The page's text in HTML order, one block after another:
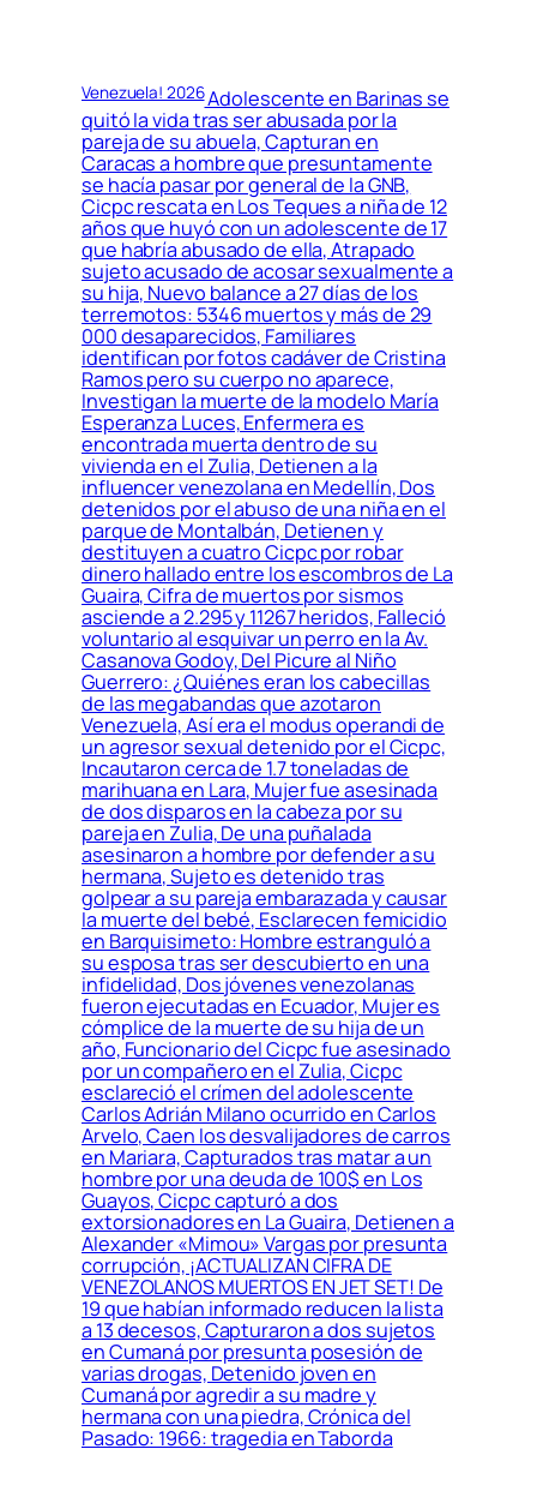
Venezuela! 2026Adolescente en Barinas se
quitó la vida tras ser abusada por la
pareja de su abuela, Capturan en
Caracas a hombre que presuntamente
se hacía pasar por general de la GNB,
Cicpc rescata en Los Teques a niña de 12
años que huyó con un adolescente de 17
que habría abusado de ella, Atrapado
sujeto acusado de acosar sexualmente a
su hija, Nuevo balance a 27 días de los
terremotos: 5346 muertos y más de 29
000 desaparecidos, Familiares
identifican por fotos cadáver de Cristina
Ramos pero su cuerpo no aparece,
Investigan la muerte de la modelo María
Esperanza Luces, Enfermera es
encontrada muerta dentro de su
vivienda en el Zulia, Detienen a la
influencer venezolana en Medellín, Dos
detenidos por el abuso de una niña en el
parque de Montalbán, Detienen y
destituyen a cuatro Cicpc por robar
dinero hallado entre los escombros de La
Guaira, Cifra de muertos por sismos
asciende a 2.295 y 11267 heridos, Falleció
voluntario al esquivar un perro en la Av.
Casanova Godoy, Del Picure al Niño
Guerrero: ¿Quiénes eran los cabecillas
de las megabandas que azotaron
Venezuela, Así era el modus operandi de
un agresor sexual detenido por el Cicpc,
Incautaron cerca de 1.7 toneladas de
marihuana en Lara, Mujer fue asesinada
de dos disparos en la cabeza por su
pareja en Zulia, De una puñalada
asesinaron a hombre por defender a su
hermana, Sujeto es detenido tras
golpear a su pareja embarazada y causar
la muerte del bebé, Esclarecen femicidio
en Barquisimeto: Hombre estranguló a
su esposa tras ser descubierto en una
infidelidad, Dos jóvenes venezolanas
fueron ejecutadas en Ecuador, Mujer es
cómplice de la muerte de su hija de un
año, Funcionario del Cicpc fue asesinado
por un compañero en el Zulia, Cicpc
esclareció el crímen del adolescente
Carlos Adrián Milano ocurrido en Carlos
Arvelo, Caen los desvalijadores de carros
en Mariara, Capturados tras matar a un
hombre por una deuda de 100$ en Los
Guayos, Cicpc capturó a dos
extorsionadores en La Guaira, Detienen a
Alexander «Mimou» Vargas por presunta
corrupción, ¡ACTUALIZAN CIFRA DE
VENEZOLANOS MUERTOS EN JET SET! De
19 que habían informado reducen la lista
a 13 decesos, Capturaron a dos sujetos
en Cumaná por presunta posesión de
varias drogas, Detenido joven en
Cumaná por agredir a su madre y
hermana con una piedra, Crónica del
Pasado: 1966: tragedia en Taborda